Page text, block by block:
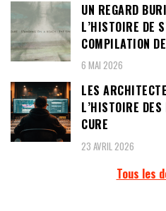
UN REGARD
L’HISTOIRE DE
COMPILATION
6 MAI 2026
LES
L’HISTOIRE
CURE
23 AVRIL 2026
Tous les